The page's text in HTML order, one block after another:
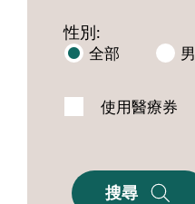
性別:
全部 男
使用醫療券
搜尋